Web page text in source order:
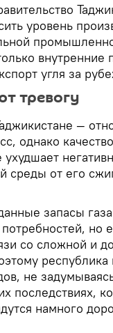
уровень
внутренние
угля за
тревогу
—
однако
среды от его
запасы
но
со сложной и
не
последствиях,
намного